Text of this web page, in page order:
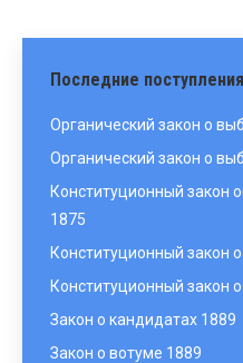
Последние поступления
Органический закон о
Органический закон о
Конституционный закон
1875
Конституционный закон
Конституционный закон
Закон о кандидатах 1889
Закон о вотуме 1889